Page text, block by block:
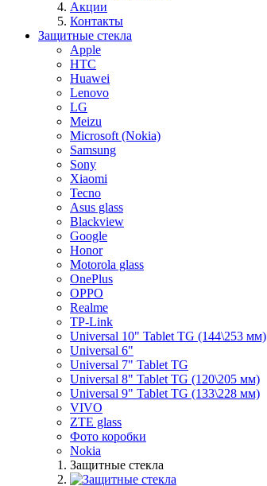
Акции
Контакты
Защитные стекла
Apple
HTC
Huawei
Lenovo
LG
Meizu
Microsoft (Nokia)
Samsung
Sony
Xiaomi
Tecno
Asus glass
Blackview
Google
Honor
Motorola glass
OnePlus
OPPO
Realme
TP-Link
Universal 10" Tablet TG (144\253 мм)
Universal 6"
Universal 7" Tablet TG
Universal 8" Tablet TG (120\205 мм)
Universal 9" Tablet TG (133\228 мм)
VIVO
ZTE glass
Фото коробки
Nokia
Защитные стекла